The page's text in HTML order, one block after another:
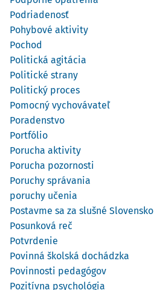
Podriadenosť
Pohybové aktivity
Pochod
Politická agitácia
Politické strany
Politický proces
Pomocný vychovávateľ
Poradenstvo
Portfólio
Porucha aktivity
Porucha pozornosti
Poruchy správania
poruchy učenia
Postavme sa za slušné Slovensko
Posunková reč
Potvrdenie
Povinná školská dochádzka
Povinnosti pedagógov
Pozitívna psychológia